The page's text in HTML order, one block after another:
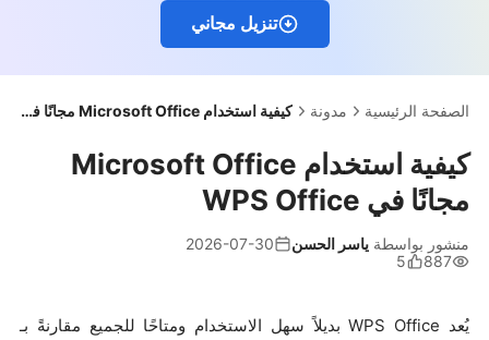
تنزيل مجاني
الصفحة الرئيسية مدونة كيفية استخدام Microsoft Office مجانًا في WPS Office
كيفية استخدام Microsoft Office
مجانًا في WPS Office
منشور بواسطة ياسر الحسن
2026-07-30
887
5
يُعد WPS Office بديلاً سهل الاستخدام ومتاحًا للجميع مقارنةً بـ